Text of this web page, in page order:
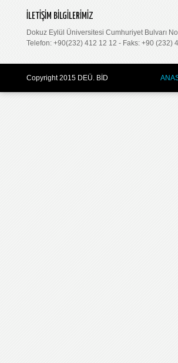
İLETİŞİM BİLGİLERİMİZ
Dokuz Eylül Üniversitesi Cumhuriyet Bulvarı
Telefon: +90(232) 412 12 12 - Faks: +90 (232)
Copyright 2015 DEÜ. BİD